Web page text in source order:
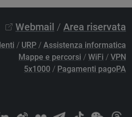
Webmail / Area riservata
/ URP / Assistenza informatica
Mappe e percorsi / WiFi / VPN
5x1000 / Pagamenti pagoPA